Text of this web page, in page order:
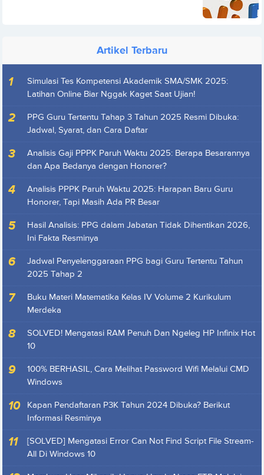
Artikel Terbaru
Simulasi Tes Kompetensi Akademik SMA/SMK 2025:
Latihan Online Biar Nggak Kaget Saat Ujian!
PPG Guru Tertentu Tahap 3 Tahun 2025 Resmi Dibuka:
Jadwal, Syarat, dan Cara Daftar
Analisis Gaji PPPK Paruh Waktu 2025: Berapa Besarannya
dan Apa Bedanya dengan Honorer?
Analisis PPPK Paruh Waktu 2025: Harapan Baru Guru
Honorer, Tapi Masih Ada PR Besar
Hasil Analisis: PPG dalam Jabatan Tidak Dihentikan 2026,
Ini Fakta Resminya
Jadwal Penyelenggaraan PPG bagi Guru Tertentu Tahun
2025 Tahap 2
Buku Materi Matematika Kelas IV Volume 2 Kurikulum
Merdeka
SOLVED! Mengatasi RAM Penuh Dan Ngeleg HP Infinix Hot
10
100% BERHASIL, Cara Melihat Password Wifi Melalui CMD
Windows
Kapan Pendaftaran P3K Tahun 2024 Dibuka? Berikut
Informasi Resminya
[SOLVED] Mengatasi Error Can Not Find Script File Stream-
All Di Windows 10